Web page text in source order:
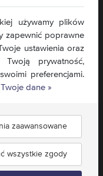
( MTR, RiAP)
( ZIP, TRN)
57
używamy plików
zapewnić poprawne
ustawienia oraz
prywatność,
preferencjami.
dane »
zaawansowane
wszystkie zgody